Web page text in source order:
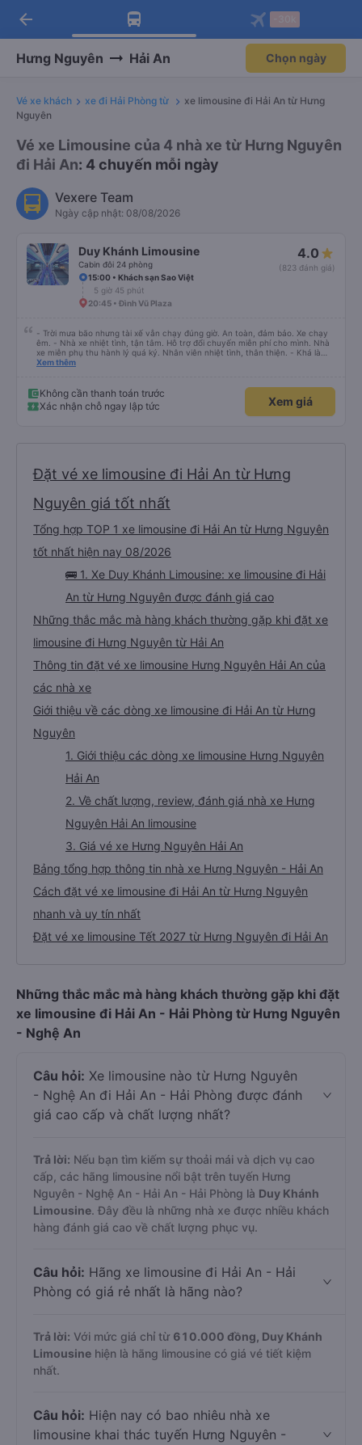
Tải app Vexere ngay!
Nhận ưu đãi thành viên độc
Mở app
Tải app Vexere
-30k/ghế khi đặt vé máy bay qua
Mở app
arrow_back
Hưng Nguyên Hải An Chọn ngày
Vé xe khách xe đi Hải Phòng từ
xe limousine đi Hải An từ Hưng
Nguyên
Vé xe Limousine của 4 nhà xe từ Hưng Nguyên
đi Hải An: 4 chuyến mỗi ngày
Vexere Team
Ngày cập nhật: 08/08/2026
Duy Khánh Limousine
Cabin đôi 24 phòng
4.0
(823 đánh giá)
15:00 • Khách sạn Sao Việt
5 giờ 45 phút
20:45 • Đình Vũ Plaza
- Trời mưa bão nhưng tài xế vẫn chạy đúng giờ. An toàn, đảm bảo. Xe chạy
êm. - Nhà xe nhiệt tình, tận tâm. Hỗ trợ đổi chuyến miễn phí cho mình. Nhà
xe miễn phụ thu hành lý quá ký. Nhân viên nhiệt tình, thân thiện. - Khá là
thích tài xế. Lái xe an toàn. Chu đáo, thân thiện, nhiệt tình. - Xe ngồi thoải
Xem thêm
Không cần thanh toán trước
Xác nhận chỗ ngay lập tức
Xem giá
Đặt vé xe limousine đi Hải An từ Hưng
Nguyên giá tốt nhất
Tổng hợp TOP 1 xe limousine đi Hải An từ Hưng Nguyên
tốt nhất hiện nay 08/2026
🚌 1. Xe Duy Khánh Limousine: xe limousine đi Hải
An từ Hưng Nguyên được đánh giá cao
Những thắc mắc mà hàng khách thường gặp khi đặt xe
limousine đi Hưng Nguyên từ Hải An
Thông tin đặt vé xe limousine Hưng Nguyên Hải An của
các nhà xe
Giới thiệu về các dòng xe limousine đi Hải An từ Hưng
Nguyên
1. Giới thiệu các dòng xe limousine Hưng Nguyên
Hải An
2. Về chất lượng, review, đánh giá nhà xe Hưng
Nguyên Hải An limousine
3. Giá vé xe Hưng Nguyên Hải An
Bảng tổng hợp thông tin nhà xe Hưng Nguyên - Hải An
Cách đặt vé xe limousine đi Hải An từ Hưng Nguyên
nhanh và uy tín nhất
Đặt vé xe limousine Tết 2027 từ Hưng Nguyên đi Hải An
Những thắc mắc mà hàng khách thường gặp khi đặt
xe limousine đi Hải An - Hải Phòng từ Hưng Nguyên
- Nghệ An
Câu hỏi: Xe limousine nào từ Hưng Nguyên
- Nghệ An đi Hải An - Hải Phòng được đánh
giá cao cấp và chất lượng nhất?
Trả lời: Nếu bạn tìm kiếm sự thoải mái và dịch vụ cao
cấp, các hãng limousine nổi bật trên tuyến Hưng
Nguyên - Nghệ An - Hải An - Hải Phòng là Duy Khánh
Limousine. Đây đều là những nhà xe được nhiều khách
hàng đánh giá cao về chất lượng phục vụ.
Câu hỏi: Hãng xe limousine đi Hải An - Hải
Phòng có giá rẻ nhất là hãng nào?
Trả lời: Với mức giá chỉ từ 610.000 đồng, Duy Khánh
Limousine hiện là hãng limousine có giá vé tiết kiệm
nhất.
Câu hỏi: Hiện nay có bao nhiêu nhà xe
limousine khai thác tuyến Hưng Nguyên -